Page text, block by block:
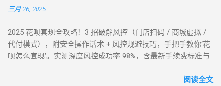
三月 26, 2025
2025 花呗套现全攻略！3 招破解风控（门店扫码 / 商城虚拟 /
代付模式），附安全操作话术 + 风控规避技巧，手把手教你‘花
呗怎么套现’。实测深度风控成功率 98%，含最新手续费标准与
教程：全场景风控破解攻略，教你安全套花呗 在移动支付普
阅读全文